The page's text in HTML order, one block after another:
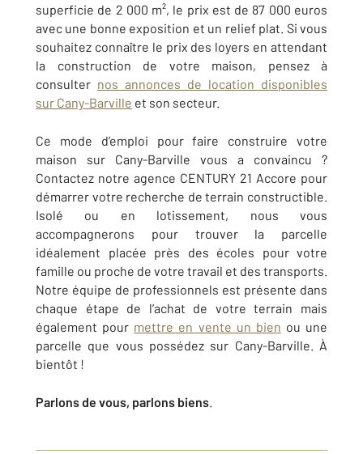
superficie de 2 000 m², le prix est de 87 000 euros
avec une bonne exposition et un relief plat. Si vous
souhaitez connaître le prix des loyers en attendant
la construction de votre maison, pensez à
consulter nos annonces de location disponibles
sur Cany-Barville et son secteur.
Ce mode d’emploi pour faire construire votre
maison sur Cany-Barville vous a convaincu ?
Contactez notre agence CENTURY 21 Accore pour
démarrer votre recherche de terrain constructible.
Isolé ou en lotissement, nous vous
accompagnerons pour trouver la parcelle
idéalement placée près des écoles pour votre
famille ou proche de votre travail et des transports.
Notre équipe de professionnels est présente dans
chaque étape de l’achat de votre terrain mais
également pour mettre en vente un bien ou une
parcelle que vous possédez sur Cany-Barville. À
bientôt !
Parlons de vous, parlons biens.